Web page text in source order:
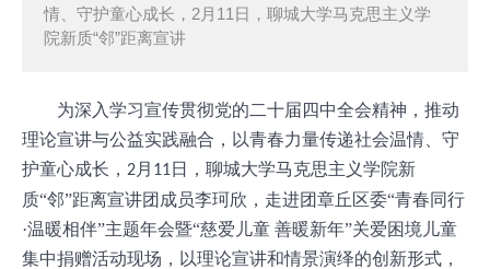
情、守护童心成长，2月11日，聊城大学马克思主义学
院新质“邻”距离宣讲
为深入学习宣传贯彻党的二十届四中全会精神，推动
理论宣讲与公益实践融合，以青春力量传递社会温情、守
护童心成长， 2月 11日，聊城大学马克思主义学院新
质“邻”距离宣讲团成员李珂欣，走进团章丘区委“青春同行
·温暖相伴”主题年会暨“慈爱儿童 善暖新年”关爱困境儿童
集中捐赠活动现场，以理论宣讲和情景演绎的创新形式，